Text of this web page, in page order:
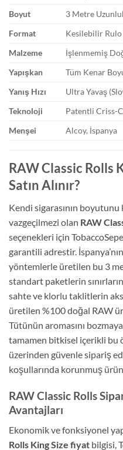
Boyut
3 Metre
Format
Kesilebilir Rulo
Malzeme
İşlenmemiş
Yapışkan
Tüm Kenar
Yanış Hızı
Ultra Yavaş
Teknoloji
Patentli Criss-
Menşei
Alcoy, İspanya
RAW Classic Rolls
Satın Alınır?
Kendi sigarasının
vazgeçilmezi olan RAW
seçenekleri için
garantili adrestir.
yöntemlerle üretilen bu 3
standart paketlerin
sahte ve klorlu taklitlerin
üretilen %100 doğal RAW
Tütünün aromasını
tamamen bitkisel içerikli bu
üzerinden güvenle sipariş
koşullarında korunmuş
RAW Classic Rolls
Avantajları
Ekonomik ve fonksiyonel
Rolls King Size fiyat bilgisi,